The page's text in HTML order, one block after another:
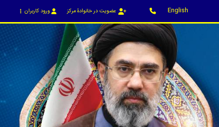
English عضویت در خانوادۀ مرکز ورود کاربران